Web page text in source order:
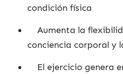
condición física
Aumenta la
conciencia corporal y
El ejercicio genera